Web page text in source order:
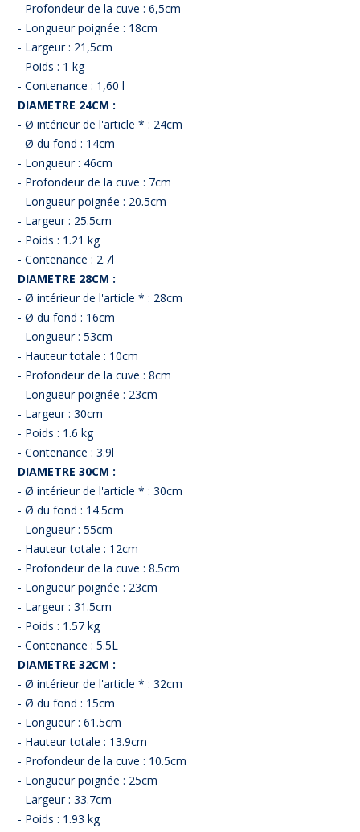
- Profondeur de la cuve : 6,5cm
- Longueur poignée : 18cm
- Largeur : 21,5cm
- Poids : 1 kg
- Contenance : 1,60 l
DIAMETRE 24CM :
- Ø intérieur de l'article * : 24cm
- Ø du fond : 14cm
- Longueur : 46cm
- Profondeur de la cuve : 7cm
- Longueur poignée : 20.5cm
- Largeur : 25.5cm
- Poids : 1.21 kg
- Contenance : 2.7l
DIAMETRE 28CM :
- Ø intérieur de l'article * : 28cm
- Ø du fond : 16cm
- Longueur : 53cm
- Hauteur totale : 10cm
- Profondeur de la cuve : 8cm
- Longueur poignée : 23cm
- Largeur : 30cm
- Poids : 1.6 kg
- Contenance : 3.9l
DIAMETRE 30CM :
- Ø intérieur de l'article * : 30cm
- Ø du fond : 14.5cm
- Longueur : 55cm
- Hauteur totale : 12cm
- Profondeur de la cuve : 8.5cm
- Longueur poignée : 23cm
- Largeur : 31.5cm
- Poids : 1.57 kg
- Contenance : 5.5L
DIAMETRE 32CM :
- Ø intérieur de l'article * : 32cm
- Ø du fond : 15cm
- Longueur : 61.5cm
- Hauteur totale : 13.9cm
- Profondeur de la cuve : 10.5cm
- Longueur poignée : 25cm
- Largeur : 33.7cm
- Poids : 1.93 kg